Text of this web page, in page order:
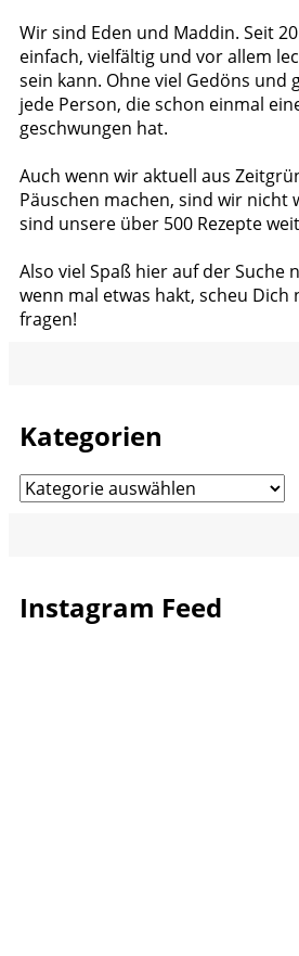
Wir sind Eden und Maddin. Seit
einfach, vielfältig und vor allem
sein kann. Ohne viel Gedöns
jede Person, die schon einmal
geschwungen hat.
Auch wenn wir aktuell aus
Päuschen machen, sind wir nicht
sind unsere über 500 Rezepte
Also viel Spaß hier auf der Suche
wenn mal etwas hakt, scheu Dich
fragen!
Kategorien
Kategorien
Instagram Feed